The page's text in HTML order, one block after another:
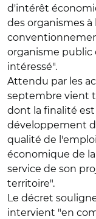
d'intérêt
des organismes
organisme public
intéressé".
Attendu par les
septembre vient
dont la finalité est
développement
qualité de
économique de
service de son
territoire".
Le décret
intervient "en